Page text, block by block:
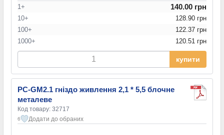
1+ 140.00 грн
10+
128.90 грн
100+
122.37 грн
1000+
120.51 грн
купити
PC-GM2.1 гніздо живлення 2,1 * 5,5 блочне
металеве
Код товару: 32717
6 Додати до обраних